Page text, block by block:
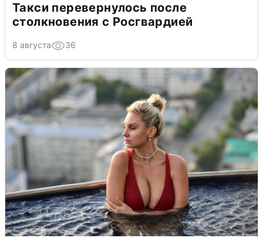
Такси перевернулось после
столкновения с Росгвардией
8 августа 36